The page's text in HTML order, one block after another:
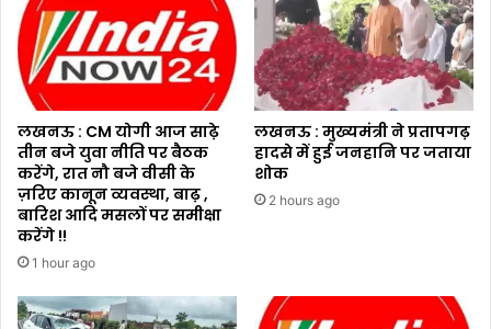
लखनऊ : CM योगी आज साढ़े
तीन बजे युवा नीति पर बैठक
करेंगे, रात नौ बजे वीसी के
ज़रिए कानून व्यवस्था, बाढ़ ,
बारिश आदि मसलों पर समीक्षा
करेंगे !!
1 hour ago
लखनऊ : मुख्यमंत्री ने प्रतापगढ़
हादसे में हुई जनहानि पर जताया
शोक
2 hours ago